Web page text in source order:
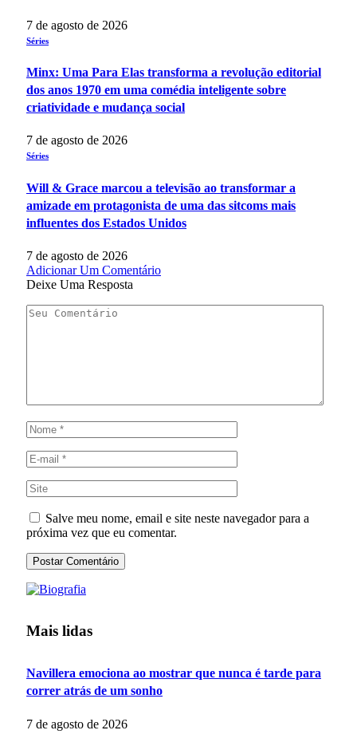
7 de agosto de 2026
Séries
Minx: Uma Para Elas transforma a revolução editorial
dos anos 1970 em uma comédia inteligente sobre
criatividade e mudança social
7 de agosto de 2026
Séries
Will & Grace marcou a televisão ao transformar a
amizade em protagonista de uma das sitcoms mais
influentes dos Estados Unidos
7 de agosto de 2026
Adicionar Um Comentário
Deixe Uma Resposta
Salve meu nome, email e site neste navegador para a
próxima vez que eu comentar.
Mais lidas
Navillera emociona ao mostrar que nunca é tarde para
correr atrás de um sonho
7 de agosto de 2026